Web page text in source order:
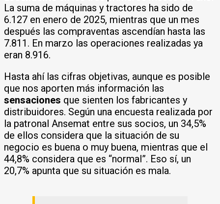
La suma de máquinas y tractores ha sido de
6.127 en enero de 2025, mientras que un mes
después las compraventas ascendían hasta las
7.811. En marzo las operaciones realizadas ya
eran 8.916.
Hasta ahí las cifras objetivas, aunque es posible
que nos aporten más información las
sensaciones que sienten los fabricantes y
distribuidores. Según una encuesta realizada por
la patronal Ansemat entre sus socios, un 34,5%
de ellos considera que la situación de su
negocio es buena o muy buena, mientras que el
44,8% considera que es “normal”. Eso sí, un
20,7% apunta que su situación es mala.